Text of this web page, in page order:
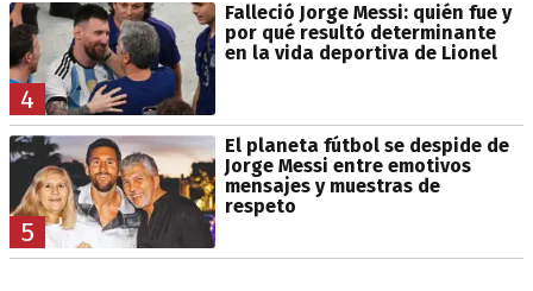
4
Falleció Jorge Messi: quién fue y
por qué resultó determinante
en la vida deportiva de Lionel
5
El planeta fútbol se despide de
Jorge Messi entre emotivos
mensajes y muestras de
respeto